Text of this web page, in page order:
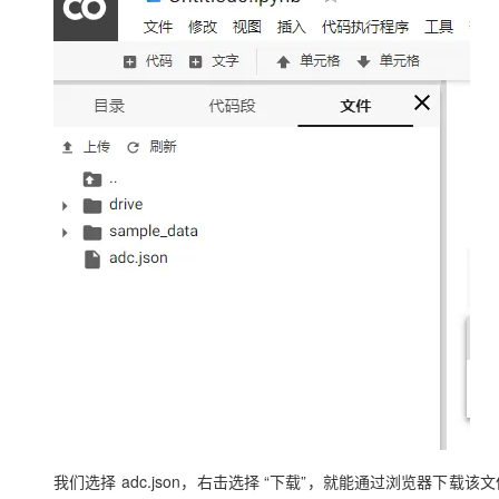
我们选择 adc.json，右击选择 “下载”，就能通过浏览器下载该